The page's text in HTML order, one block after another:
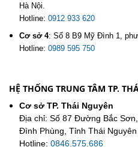
Hà Nội.
Hotline: 0912 933 620
Cơ sở 4: Số 8 B9 Mỹ Đình 1,
Hotline: 0989 595 750
HỆ THỐNG TRUNG TÂM TP.
Cơ sở TP. Thái Nguyên
Địa chỉ: Số 87 Đường Bắc
Đình Phùng, Tỉnh Thái Nguyên
Hotline: 0846.575.686